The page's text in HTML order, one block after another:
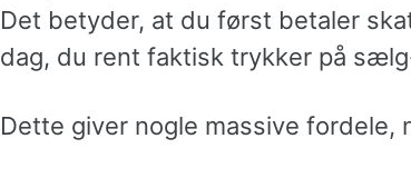
Det betyder, at du først betaler
dag, du rent faktisk trykker på
Dette giver nogle massive fordele,